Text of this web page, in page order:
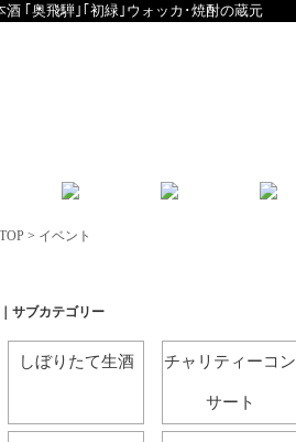
奥飛騨｣｢初緑｣ウォッカ･焼酎の蔵元
TOP > イベント
｜サブカテゴリー
しぼりたて生酒 チャリティーコン
サート